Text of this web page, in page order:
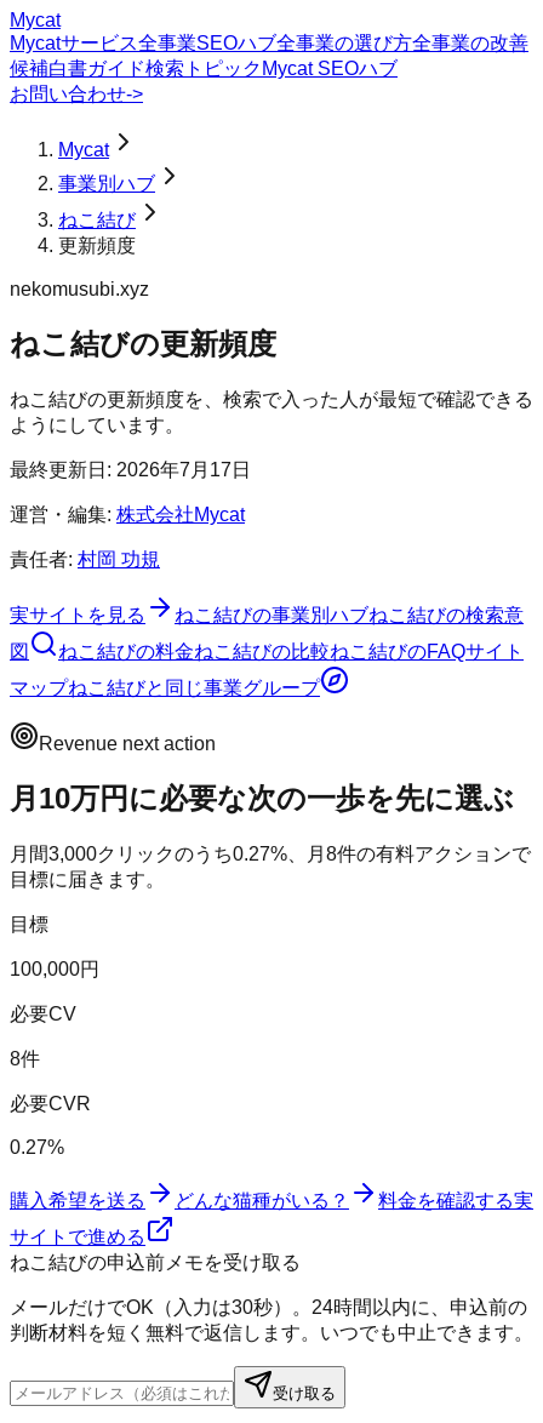
Mycat
Mycatサービス全事業SEOハブ全事業の選び方全事業の改善
候補白書ガイド検索トピック Mycat SEOハブ
お問い合わせ->
Mycat
事業別ハブ
ねこ結び
更新頻度
nekomusubi.xyz
ねこ結びの更新頻度
ねこ結びの更新頻度を、検索で入った人が最短で確認できる
ようにしています。
最終更新日: 2026年7月17日
運営・編集: 株式会社Mycat
責任者: 村岡 功規
実サイトを見る ねこ結びの事業別ハブねこ結びの検索意
図
ねこ結びの料金ねこ結びの比較ねこ結びのFAQサイト
マップねこ結びと同じ事業グループ
Revenue next action
月10万円に必要な次の一歩を先に選ぶ
月間3,000クリックのうち0.27%、月 8件の有料アクションで
目標に届きます。
目標
100,000円
必要CV
8件
必要CVR
0.27%
購入希望を送る どんな猫種がいる？ 料金を確認する実
サイトで進める
ねこ結びの申込前メモを受け取る
メールだけでOK（入力は30秒）。24時間以内に、申込前の
判断材料を短く無料で返信します。いつでも中止できます。
受け取る